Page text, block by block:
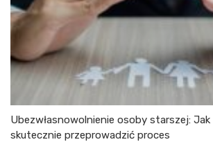
Ubezwłasnowolnienie osoby starszej:
skutecznie przeprowadzić proces